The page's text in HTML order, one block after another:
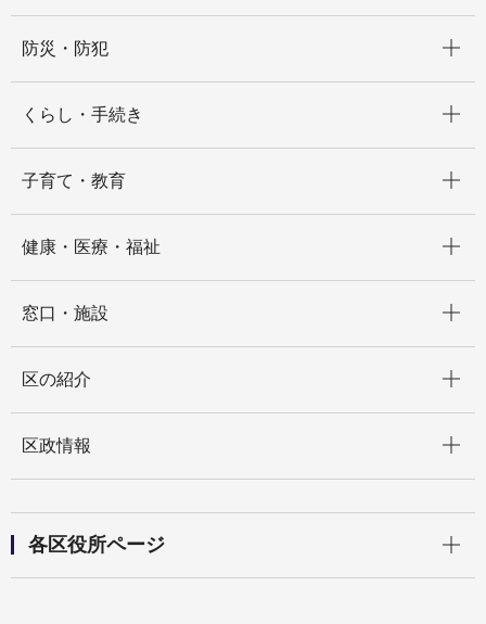
防災・防犯
くらし・手続き
子育て・教育
健康・医療・福祉
窓口・施設
区の紹介
区政情報
各区役所ページ